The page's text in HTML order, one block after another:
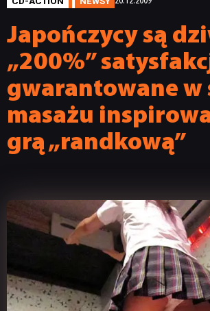
Japończycy są
„200%”
gwarantowane w
masażu
grą „randkową”